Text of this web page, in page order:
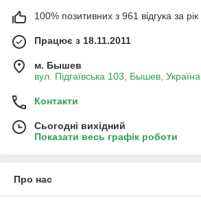
100% позитивних з 961 відгука за рік
Працює з 18.11.2011
м. Бышев
вул. Підгаївська 103, Бышев, Україна
Контакти
Сьогодні вихідний
Показати весь графік роботи
Про нас